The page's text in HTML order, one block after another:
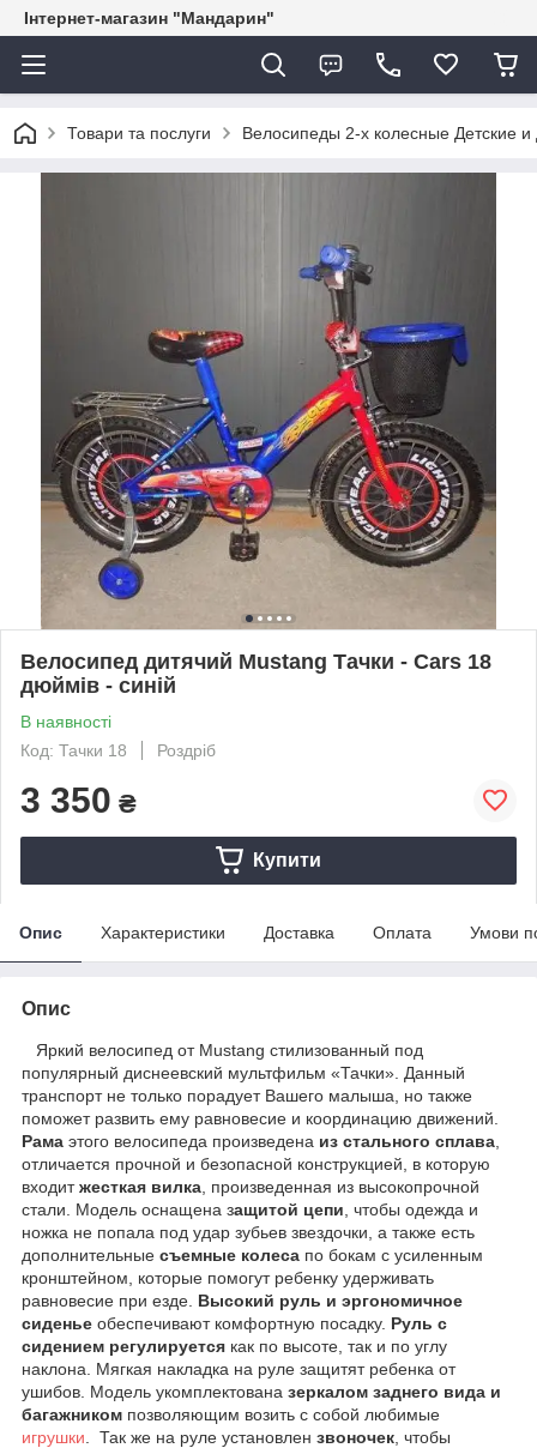
Інтернет-магазин "Мандарин"
Товари та послуги Велосипеды 2-х колесные Детские
Велосипед дитячий Mustang Тачки - Cars 18
дюймів - синій
В наявності
Код: Тачки 18
Роздріб
3 350 ₴
Купити
Опис Характеристики Доставка Оплата Умови
Опис
Яркий велосипед от Mustang стилизованный под
популярный диснеевский мультфильм «Тачки». Данный
транспорт не только порадует Вашего малыша, но также
поможет развить ему равновесие и координацию движений.
Рама этого велосипеда произведена из стального сплава
отличается прочной и безопасной конструкцией, в которую
входитжесткая вилка , произведенная из высокопрочной
стали. Модель оснащена защитой цепи , чтобы одежда и
ножка не попала под удар зубьев звездочки, а также есть
дополнительные съемные колеса по бокам с усиленным
кронштейном, которые помогут ребенку удерживать
равновесие при езде. Высокий руль и эргономичное
сиденье обеспечивают комфортную посадку. Руль с
сидением регулируется как по высоте, так и по углу
наклона. Мягкая накладка на руле защитят ребенка от
ушибов. Модель укомплектована зеркалом заднего вида и
багажником позволяющим возить с собой любимые
игрушки . Так же на руле установлен звоночек , чтобы